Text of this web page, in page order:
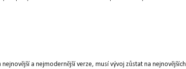
a nejmodernější verze, musí vývoj zůstat na nejnovějších